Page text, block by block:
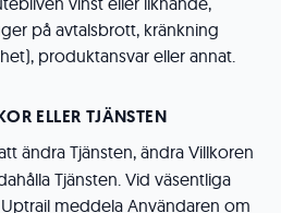
på avtalsbrott, kränkning
produktansvar eller annat.
ELLER TJÄNSTEN
ändra Tjänsten, ändra Villkoren
Tjänsten. Vid väsentliga
meddela Användaren om